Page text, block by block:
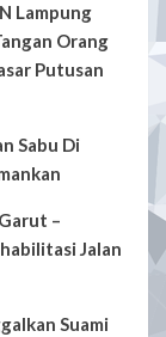
Lampung
Orang
Putusan
Sabu Di
–
Jalan
Suami